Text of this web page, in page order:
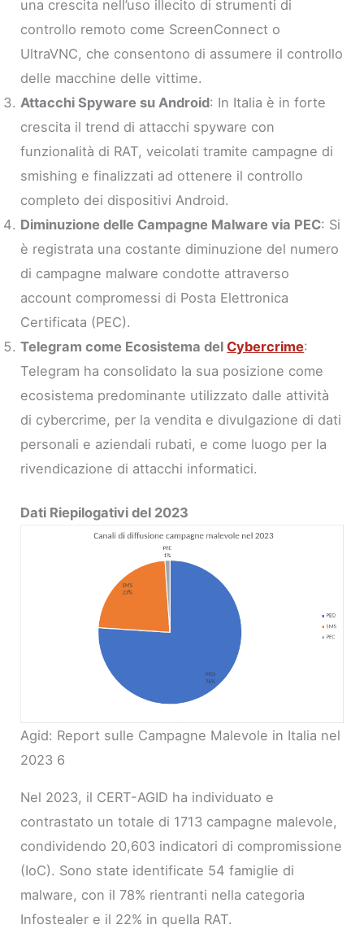
una crescita nell’uso illecito di strumenti di
controllo remoto come ScreenConnect o
UltraVNC, che consentono di assumere il controllo
delle macchine delle vittime.
Attacchi Spyware su Android: In Italia è in forte
crescita il trend di attacchi spyware con
funzionalità di RAT, veicolati tramite campagne di
smishing e finalizzati ad ottenere il controllo
completo dei dispositivi Android.
Diminuzione delle Campagne Malware via PEC: Si
è registrata una costante diminuzione del numero
di campagne malware condotte attraverso
account compromessi di Posta Elettronica
Certificata (PEC).
Telegram come Ecosistema delCybercrime:
Telegram ha consolidato la sua posizione come
ecosistema predominante utilizzato dalle attività
di cybercrime, per la vendita e divulgazione di dati
personali e aziendali rubati, e come luogo per la
rivendicazione di attacchi informatici.
Dati Riepilogativi del 2023
Agid: Report sulle Campagne Malevole in Italia nel
2023 6
Nel 2023, il CERT-AGID ha individuato e
contrastato un totale di 1713 campagne malevole,
condividendo 20,603 indicatori di compromissione
(IoC). Sono state identificate 54 famiglie di
malware, con il 78% rientranti nella categoria
Infostealer e il 22% in quella RAT.